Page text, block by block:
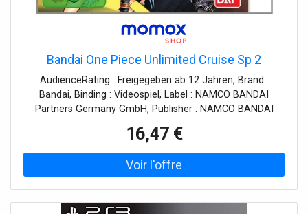
Bandai One Piece Unlimited Cruise Sp 2
AudienceRating : Freigegeben ab 12 Jahren, Brand :
Bandai, Binding : Videospiel, Label : NAMCO BANDAI
Partners Germany GmbH, Publisher : NAMCO BANDAI
Nintendo 3DS, releaseDate : 2012-07-27, languages :
english
16,47 €